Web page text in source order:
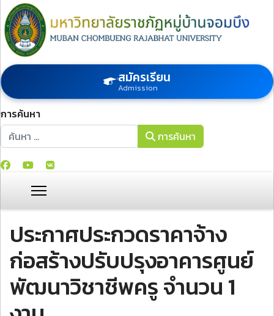
สมัครเรียน
Admission
การค้นหา
การค้นหา
การค้นหา
ประกาศประกวดราคาจ้าง
ก่อสร้างปรับปรุงอาคารศูนย์
พัฒนาวิชาชีพครู จํานวน 1